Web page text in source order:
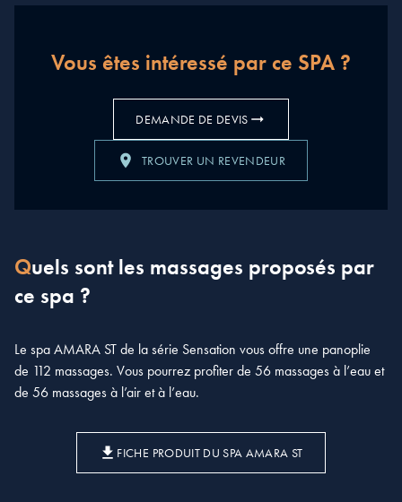
Vous êtes intéressé par ce SPA ?
DEMANDE DE DEVIS
TROUVER UN REVENDEUR
Quels sont les massages proposés par
ce spa ?
Le spa AMARA ST de la série Sensation vous offre une panoplie
de 112 massages. Vous pourrez profiter de 56 massages à l’eau et
de 56 massages à l’air et à l’eau.
FICHE PRODUIT DU SPA AMARA ST